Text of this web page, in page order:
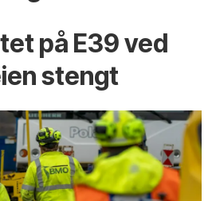
på E39 ved
stengt